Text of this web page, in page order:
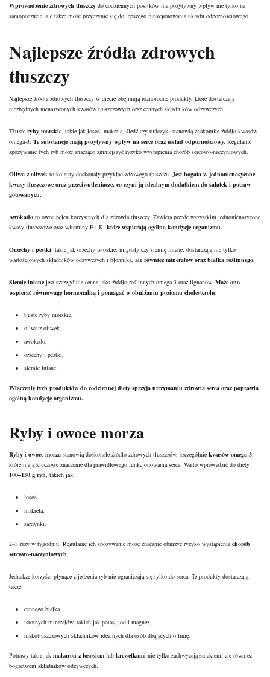
Wprowadzenie zdrowych tłuszczy do codziennych posiłków ma pozytywny wpływ nie tylko na
samopoczucie, ale także może przyczynić się do lepszego funkcjonowania układu odpornościowego.
Najlepsze źródła zdrowych
tłuszczy
Najlepsze źródła zdrowych tłuszczy w diecie obejmują różnorodne produkty, które dostarczają
niezbędnych nienasyconych kwasów tłuszczowych oraz cennych składników odżywczych.
Tłuste ryby morskie , takie jak łosoś, makrela, śledź czy tuńczyk, stanowią znakomite źródło kwasów
omega-3. Te substancje mają pozytywny wpływ na serce oraz układ odpornościowy. Regularne
spożywanie tych ryb może znacząco zmniejszyć ryzyko wystąpienia chorób sercowo-naczyniowych.
Oliwa z oliwek to kolejny doskonały przykład zdrowego tłuszczu. Jest bogata w jednonienasycone
kwasy tłuszczowe oraz przeciwutleniacze, co czyni ją idealnym dodatkiem do sałatek i potraw
gotowanych.
Awokado to owoc pełen korzystnych dla zdrowia tłuszczy. Zawiera przede wszystkim jednonienasycone
kwasy tłuszczowe oraz witaminy E i K, które wspierają ogólną kondycję organizmu.
Orzechy i pestki , takie jak orzechy włoskie, migdały czy siemię lniane, dostarczają nie tylko
wartościowych składników odżywczych i błonnika, ale również minerałów oraz białka roślinnego.
Siemię lniane jest szczególnie cenne jako źródło roślinnych omega-3 oraz lignanów. Może ono
wspierać równowagę hormonalną i pomagać w obniżaniu poziomu cholesterolu.
tłuste ryby morskie,
oliwa z oliwek,
awokado,
orzechy i pestki,
siemię lniane.
Włączenie tych produktów do codziennej diety sprzyja utrzymaniu zdrowia serca oraz poprawia
ogólną kondycję organizmu.
Ryby i owoce morza
Ryby i owoce morza stanowią doskonałe źródło zdrowych tłuszczów, szczególnie kwasów omega-3
które mają kluczowe znaczenie dla prawidłowego funkcjonowania serca. Warto wprowadzić do diety
100–150 g ryb , takich jak:
łosoś,
makrela,
sardynki.
2–3 razy w tygodniu. Regularne ich spożywanie może znacznie obniżyć ryzyko wystąpienia chorób
sercowo-naczyniowych
Jednakże korzyści płynące z jedzenia ryb nie ograniczają się tylko do serca. Te produkty dostarczają
także:
cennego białka,
istotnych minerałów, takich jak potas, jod i magnez,
niskotłuszczowych składników idealnych dla osób dbających o linię.
Potrawy takie jak makaron z łososiem lub krewetkami nie tylko zachwycają smakiem, ale również
bogactwem składników odżywczych.